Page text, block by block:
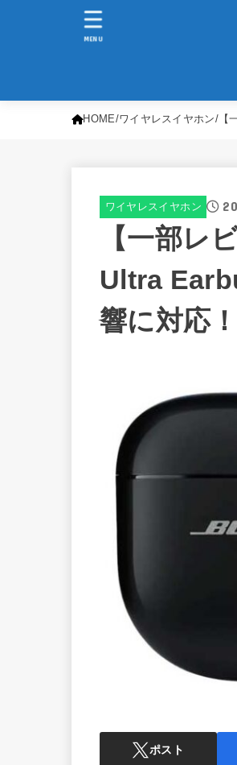
MENU
HOME ワイヤレスイヤホン 【
ワイヤレスイヤホン
【一部レ
Ultra
響に対応！
ポスト